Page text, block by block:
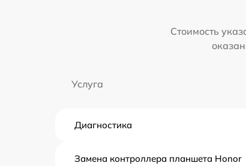
Стоимость
Услуга
Диагностика
Замена контроллера планшета Honor